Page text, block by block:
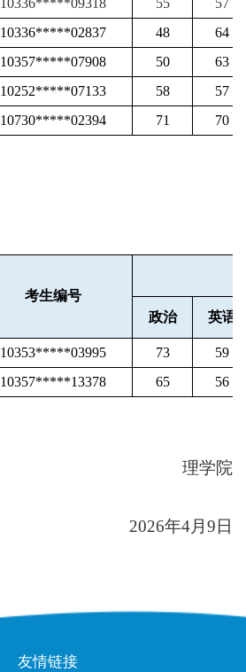
10336*****09318 55
57
10336*****02837 48
64
10357*****07908 50
63
10252*****07133 58
57
10730*****02394 71 70
考生编号
政治
英语
10353*****03995 73
59
10357*****13378 65 56
理学院
2026年4月9日
友情链接